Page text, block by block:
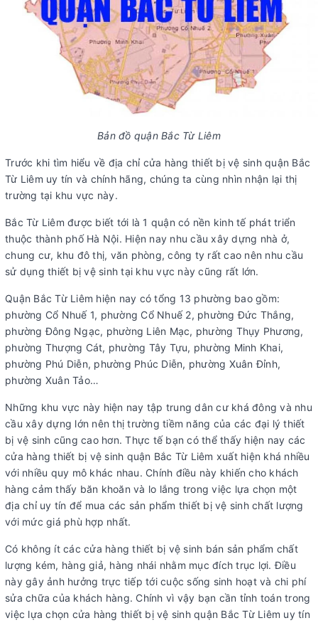
Bản đồ quận Bắc Từ Liêm
Trước khi tìm hiểu về địa chỉ cửa hàng thiết bị vệ sinh quận Bắc
Từ Liêm uy tín và chính hãng, chúng ta cùng nhìn nhận lại thị
trường tại khu vực này.
Bắc Từ Liêm được biết tới là 1 quận có nền kinh tế phát triển
thuộc thành phố Hà Nội. Hiện nay nhu cầu xây dựng nhà ở,
chung cư, khu đô thị, văn phòng, công ty rất cao nên nhu cầu
sử dụng thiết bị vệ sinh tại khu vực này cũng rất lớn.
Quận Bắc Từ Liêm hiện nay có tổng 13 phường bao gồm:
phường Cổ Nhuế 1, phường Cổ Nhuế 2, phường Đức Thắng,
phường Đông Ngạc, phường Liên Mạc, phường Thụy Phương,
phường Thượng Cát, phường Tây Tựu, phường Minh Khai,
phường Phú Diễn, phường Phúc Diễn, phường Xuân Đỉnh,
phường Xuân Tảo…
Những khu vực này hiện nay tập trung dân cư khá đông và nhu
cầu xây dựng lớn nên thị trường tiềm năng của các đại lý thiết
bị vệ sinh cũng cao hơn. Thực tế bạn có thể thấy hiện nay các
cửa hàng thiết bị vệ sinh quận Bắc Từ Liêm xuất hiện khá nhiều
với nhiều quy mô khác nhau. Chính điều này khiến cho khách
hàng cảm thấy băn khoăn và lo lắng trong việc lựa chọn một
địa chỉ uy tín để mua các sản phẩm thiết bị vệ sinh chất lượng
với mức giá phù hợp nhất.
Có không ít các cửa hàng thiết bị vệ sinh bán sản phẩm chất
lượng kém, hàng giả, hàng nhái nhằm mục đích trục lợi. Điều
này gây ảnh hưởng trực tiếp tới cuộc sống sinh hoạt và chi phí
sửa chữa của khách hàng. Chính vì vậy bạn cần tỉnh toán trong
việc lựa chọn cửa hàng thiết bị vệ sinh quận Bắc Từ Liêm uy tín